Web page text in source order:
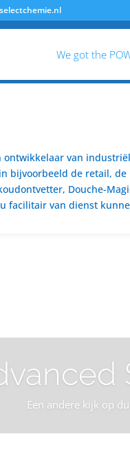
We got the
ontwikkelaar van
bijvoorbeeld de retail,
Douche-
facilitair van dienst
Een andere kijk op